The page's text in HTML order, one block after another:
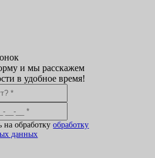
и мы расскажем
в удобное время!
на обработкуобработку
данных